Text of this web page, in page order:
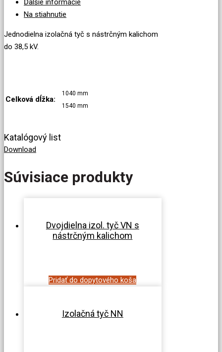
Ďalšie informácie
Na stiahnutie
Jednodielna izolačná tyč s nástrčným kalichom
do 38,5 kV.
Celková dĺžka:
1040 mm
1540 mm
Katalógový list
Download
Súvisiace produkty
Dvojdielna izol. tyč VN s
nástrčným kalichom
Pridať do dopytového koša
Izolačná tyč NN